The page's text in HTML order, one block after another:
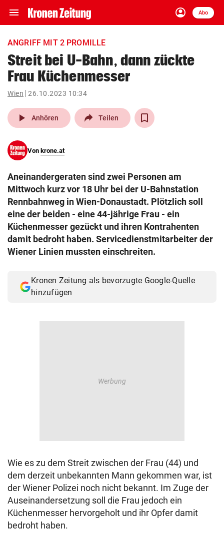
menu Navigation
ein-/ausklappen
account_circle
Anmelden
Abo
close Schließen
account_circle Anmelden
pin_drop
Wien arrow_right
search
eingeben
© Krone Multimedia GmbH & Co KG 2026
Muthgasse 2, 1190 Wien
ANGRIFF MIT 2 PROMILLE
Streit bei U-Bahn, dann zückte
Frau Küchenmesser
Wien 26.10.2023 10:34
play_arrow Anhören Teilen
Von krone.at
Aneinandergeraten sind zwei Personen am
Mittwoch kurz vor 18 Uhr bei der U-Bahnstation
Rennbahnweg in Wien-Donaustadt. Plötzlich soll
eine der beiden - eine 44-jährige Frau - ein
Küchenmesser gezückt und ihren Kontrahenten
damit bedroht haben. Servicedienstmitarbeiter der
Wiener Linien mussten einschreiten.
Kronen Zeitung als bevorzugte Google-Quelle
hinzufügen
Wie es zu dem Streit zwischen der Frau (44) und
dem derzeit unbekannten Mann gekommen war, ist
der Wiener Polizei noch nicht bekannt. Im Zuge der
Auseinandersetzung soll die Frau jedoch ein
Küchenmesser hervorgeholt und ihr Opfer damit
bedroht haben.